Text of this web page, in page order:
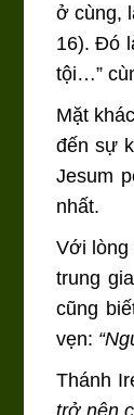
ở cùng,
16). Đó
tội…”
Mặt
đến sự
Jesum
nhất.
Với lòng
trung
cũng
vẹn:
Thánh
trở nên